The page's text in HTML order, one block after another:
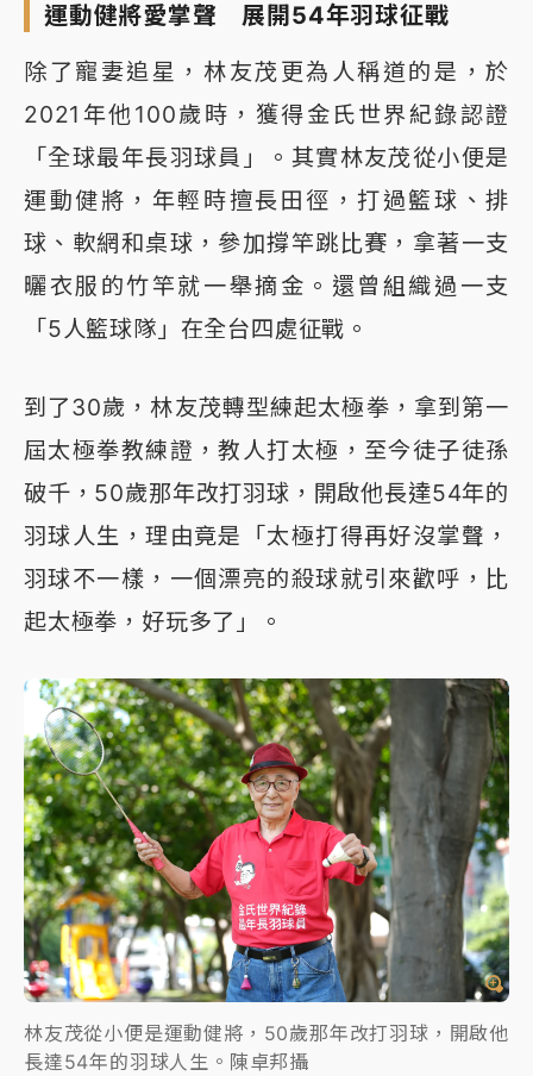
運動健將愛掌聲 展開54年羽球征戰
除了寵妻追星，林友茂更為人稱道的是，於
2021年他100歲時，獲得金氏世界紀錄認證
「全球最年長羽球員」。其實林友茂從小便是
運動健將，年輕時擅長田徑，打過籃球、排
球、軟網和桌球，參加撐竿跳比賽，拿著一支
曬衣服的竹竿就一舉摘金。還曾組織過一支
「5人籃球隊」在全台四處征戰。
到了30歲，林友茂轉型練起太極拳，拿到第一
屆太極拳教練證，教人打太極，至今徒子徒孫
破千，50歲那年改打羽球，開啟他長達54年的
羽球人生，理由竟是「太極打得再好沒掌聲，
羽球不一樣，一個漂亮的殺球就引來歡呼，比
起太極拳，好玩多了」。
林友茂從小便是運動健將，50歲那年改打羽球，開啟他
長達54年的羽球人生。陳卓邦攝